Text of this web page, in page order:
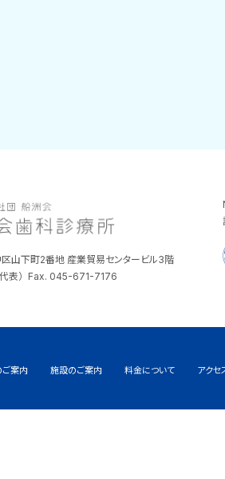
山下町2番地 産業貿易センタービル3階
表） Fax. 045-671-7176
案内 施設のご案内 料金について アクセ